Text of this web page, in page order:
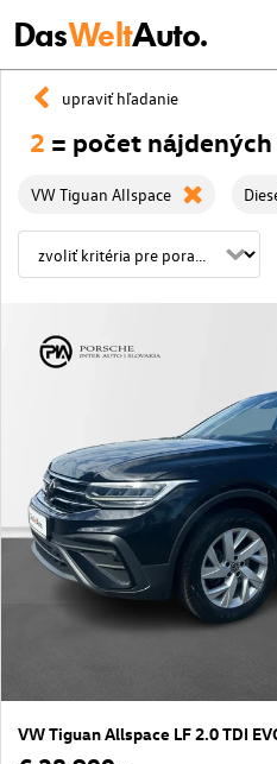
DasWeltAuto.
upraviť hľadanie
2 = počet
VW Tiguan Allspace